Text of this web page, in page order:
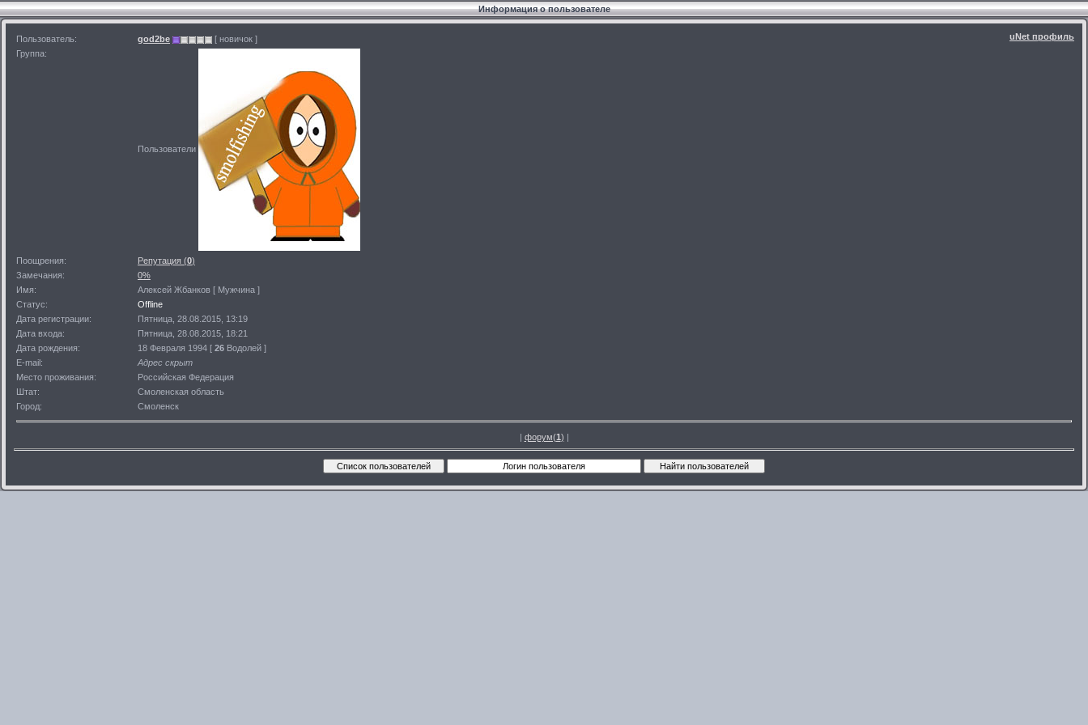
Информация о пользователе
uNet профиль
Пользователь: god2be
[ новичок ]
Группа:
Пользователи
Поощрения: Репутация (0)
Замечания:
0%
Имя:
Алексей Жбанков [ Мужчина ]
Статус:
Offline
Дата регистрации:
Пятница, 28.08.2015, 13:19
Дата входа:
Пятница, 28.08.2015, 18:21
Дата рождения:
18 Февраля 1994 [ 26 Водолей ]
E-mail:
Адрес скрыт
Место проживания:
Российская Федерация
Штат:
Смоленская область
Город:
Смоленск
| форум(1) |